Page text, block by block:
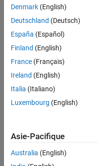
Output Arguments
bw
Examples
expand all
Denmark (English)
Deutschland (Deutsch)
España (Español)
Finland (English)
France (Français)
Ireland (English)
Italia (Italiano)
Luxembourg (English)
Asie-Pacifique
Australia (English)